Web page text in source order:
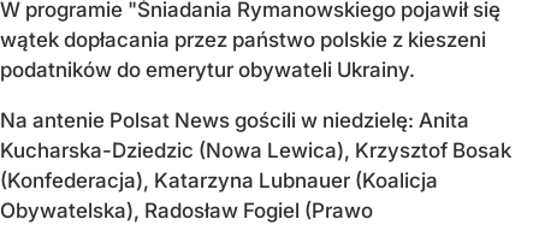
W programie "Śniadania Rymanowskiego pojawił się
wątek dopłacania przez państwo polskie z kieszeni
podatników do emerytur obywateli Ukrainy.
Na antenie Polsat News gościli w niedzielę: Anita
Kucharska-Dziedzic (Nowa Lewica), Krzysztof Bosak
(Konfederacja), Katarzyna Lubnauer (Koalicja
Obywatelska), Radosław Fogiel (Prawo